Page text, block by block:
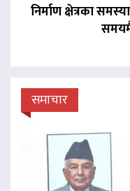
निर्माण क्षेत्रका
समाचार